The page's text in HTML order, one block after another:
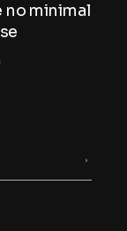
no minimal